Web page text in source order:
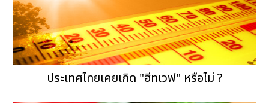
ประเทศไทยเคยเกิด "ฮีทเวฟ" หรือไม่ ?